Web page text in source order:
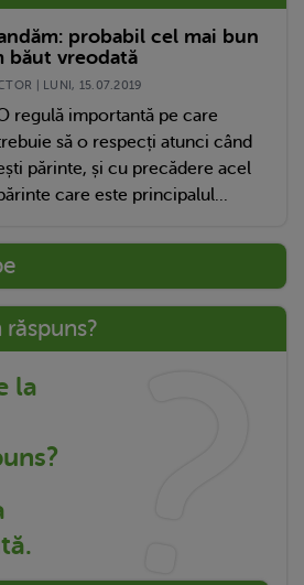
probabil cel mai bun
băut vreodată
| LUNI, 15.07.2019
regulă importantă pe care
să o respecți atunci când
părinte, și cu precădere acel
care este principalul...
la